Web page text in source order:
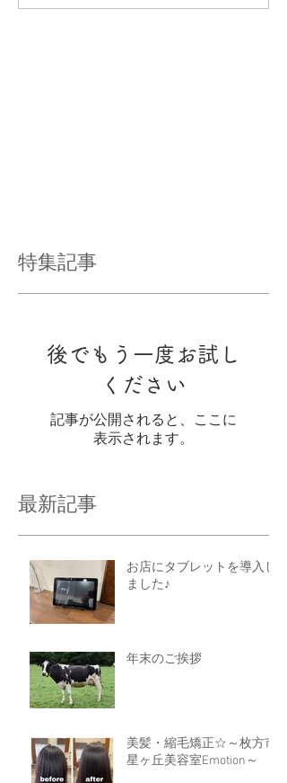
特集記事
後でもう一度お試し
ください
記事が公開されると、ここに
表示されます。
最新記事
お店にタブレットを導入し
ました♪
年末のご挨拶
美髪・縮毛矯正☆～枚方市
星ヶ丘美容室Emotion～